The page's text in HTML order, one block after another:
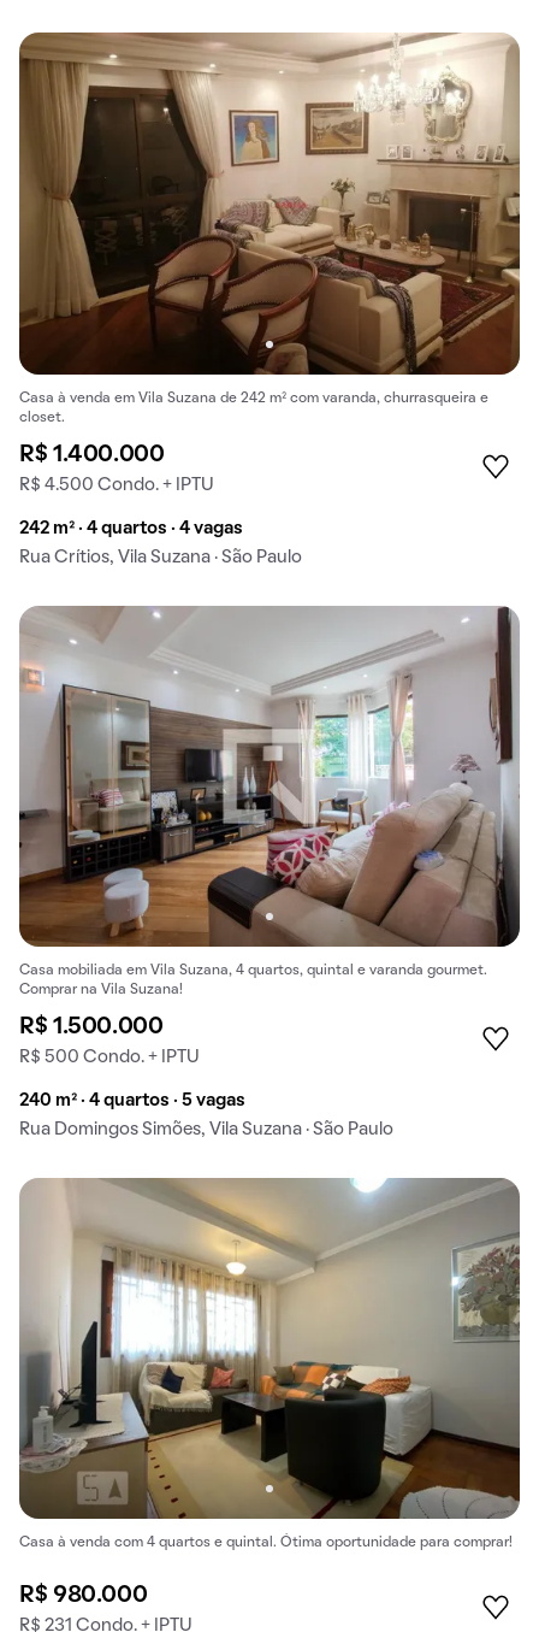
Casa à venda em Vila Suzana de 242 m² com varanda, churrasqueira e
closet.
R$ 1.400.000
R$ 4.500 Condo. + IPTU
242 m² · 4 quartos · 4 vagas
Rua Crítios, Vila Suzana · São Paulo
Casa mobiliada em Vila Suzana, 4 quartos, quintal e varanda gourmet.
Comprar na Vila Suzana!
R$ 1.500.000
R$ 500 Condo. + IPTU
240 m² · 4 quartos · 5 vagas
Rua Domingos Simões, Vila Suzana · São Paulo
Casa à venda com 4 quartos e quintal. Ótima oportunidade para comprar!
R$ 980.000
R$ 231 Condo. + IPTU